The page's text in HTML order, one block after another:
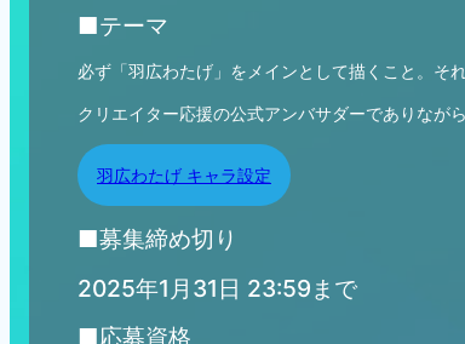
■テーマ
必ず「羽広わたげ」をメインとして描くこと。そ
クリエイター応援の公式アンバサダーでありなが
羽広わたげ キャラ設定
■募集締め切り
2025年1月31日 23:59まで
■応募資格